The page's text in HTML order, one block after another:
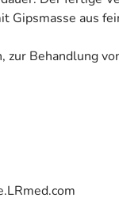
aus
Behandlung